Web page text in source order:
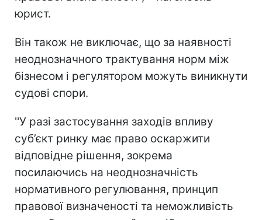
юрист.
Він також не виключає, що за наявності
неоднозначного трактування норм між
бізнесом і регулятором можуть виникнути
судові спори.
''У разі застосування заходів впливу
суб’єкт ринку має право оскаржити
відповідне рішення, зокрема
посилаючись на неоднозначність
нормативного регулювання, принцип
правової визначеності та неможливість